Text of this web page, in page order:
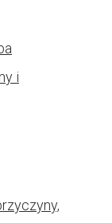
i